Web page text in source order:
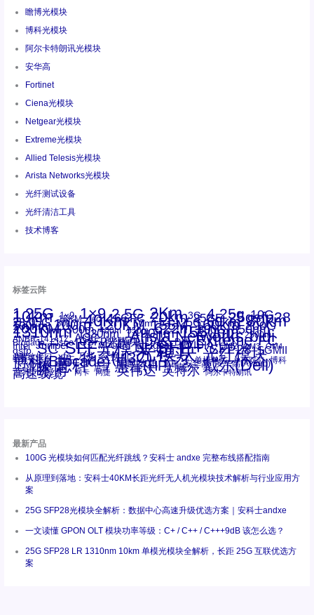
瞻博光模块
博科光模块
阿尔卡特朗讯光模块
安华高
Fortinet
Ciena光模块
Netgear光模块
Extreme光模块
Allied Telesis光模块
Arista Networks光模块
光纤测试设备
光纤清洁工具
技术博客
标签云阵
1.25G 1x9 1×9 2.5G 2Km 3G 4.25g 10G
10km 15KM 16G 16GFC 20km 25GE 25gsfp28
28.05G 30km 40Km 50m 53.125G 60km 80km
100km 100m 120KM 155M 160km 200G
200KM 300m 400m 550m 622m 800G 850nm
1310nm 1330nm 1490nm 1550nm 2500m
ANBR-1414TZ AOC Arista Arista Networks bidi
Brocade Cisco CSFP光模块 DAC Dell Extreme FC
Intel Juniper LC MPO-LC Netgear NVIDIA OM2 OM3 OM4
qsfp SC SFF光模块 SFP+ SFP28 SGMII
st螺纹接口 xfp 万兆 交换机 光模块 光纤模块
千兆光模块 华三 华三(H3C) 华为 单模单芯 单模双芯 博科
博科(Brocade) 博通 友讯 多模 安华高 安华高(Avago)
工业级 思科 惠普 惠普(HP) 戴尔 戴尔(Dell)
百兆 瞻博 网卡 网捷 英伟达 英特尔 阿尔卡特朗讯
高速线缆
最新产品
100G 光模块如何匹配光纤跳线？安科士 andxe 完整布线搭配指南
从原理到落地：安科士40KM长距光纤无人机光模块技术解析与行业应用方
案
25G SFP28光模块全解析：数据中心高速升级优选方案｜安科士andxe
一文读懂 GPON OLT 模块功率等级：C+ / C++ / C+++9dB 该怎么选？
25G SFP28 LR 1310nm 10km 单模光模块全解析，长距 25G 互联优选方
案